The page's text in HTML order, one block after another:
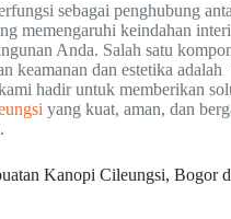
sebagai penghubung
memengaruhi keindahan
Anda. Salah satu
keamanan dan estetika adalah
hadir untuk memberikan
yang kuat, aman, dan
Kanopi Cileungsi, Bogor